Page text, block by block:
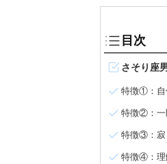
目次
さそり座
特徴①：自
特徴②：一
特徴③：寂
特徴④：理